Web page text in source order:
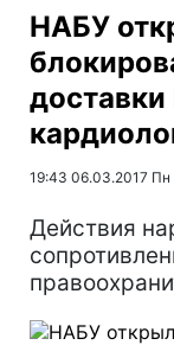
НАБУ
доставки
19:43 06.03.2017 Пн
Действия